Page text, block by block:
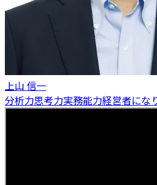
上山 信一
分析力思考力実務能力経営者にな